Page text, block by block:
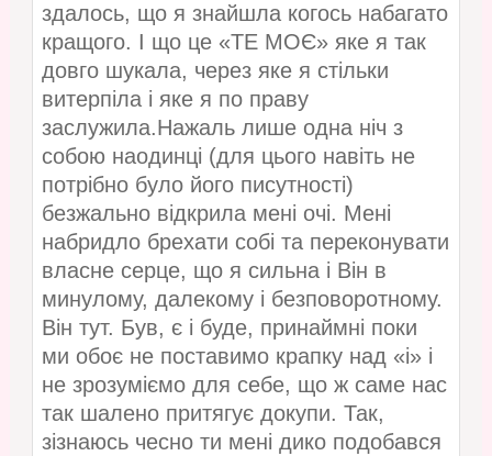
здалось, що я знайшла когось набагато
кращого. І що це «ТЕ МОЄ» яке я так
довго шукала, через яке я стільки
витерпіла і яке я по праву
заслужила.Нажаль лише одна ніч з
собою наодинці (для цього навіть не
потрібно було його писутності)
безжально відкрила мені очі. Мені
набридло брехати собі та переконувати
власне серце, що я сильна і Він в
минулому, далекому і безповоротному.
Він тут. Був, є і буде, принаймні поки
ми обоє не поставимо крапку над «і» і
не зрозуміємо для себе, що ж саме нас
так шалено притягує докупи. Так,
зізнаюсь чесно ти мені дико подобався